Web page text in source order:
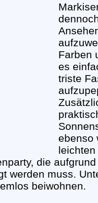
Farben
es
triste
ebenso
die
werden muss.
beiwohnen.